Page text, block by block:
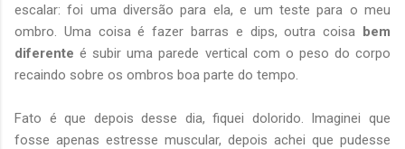
escalar: foi uma diversão para ela, e um teste para o meu
ombro. Uma coisa é fazer barras e dips, outra coisa bem
diferente é subir uma parede vertical com o peso do corpo
recaindo sobre os ombros boa parte do tempo.
Fato é que depois desse dia, fiquei dolorido. Imaginei que
fosse apenas estresse muscular, depois achei que pudesse